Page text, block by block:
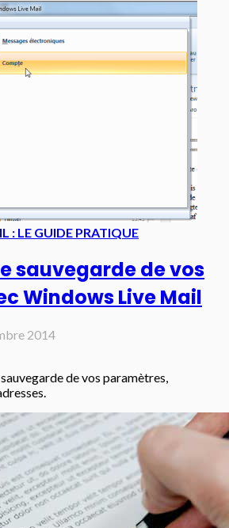
: LE GUIDE PRATIQUE
sauvegarde de vos
Windows Live Mail
2014
de vos paramètres,